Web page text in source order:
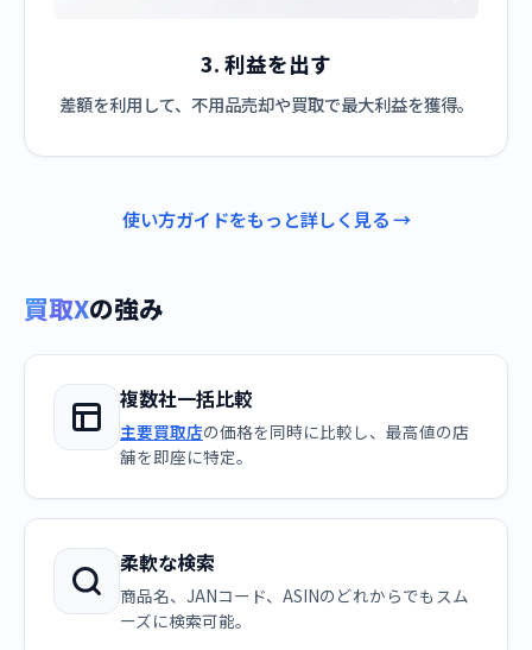
3. 利益を出す
差額を利用して、不用品売却や買取で最大利益を獲得。
使い方ガイドをもっと詳しく見る →
買取Xの強み
複数社一括比較
主要買取店の価格を同時に比較し、最高値の店
舗を即座に特定。
柔軟な検索
商品名、JANコード、ASINのどれからでもスム
ーズに検索可能。